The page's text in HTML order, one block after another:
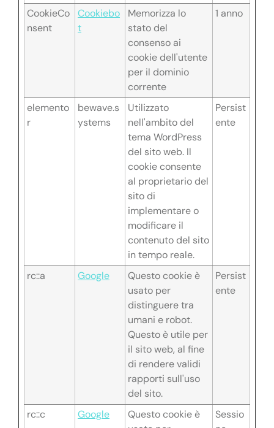
CookieCo
nsent
Cookiebo
t
Memorizza lo
stato del
consenso ai
cookie dell'utente
per il dominio
corrente
1 anno
elemento
r
bewave.s
ystems
Utilizzato
nell'ambito del
tema WordPress
del sito web. Il
cookie consente
al proprietario del
sito di
implementare o
modificare il
contenuto del sito
in tempo reale.
Persist
ente
rc::a Google
Questo cookie è
usato per
distinguere tra
umani e robot.
Questo è utile per
il sito web, al fine
di rendere validi
rapporti sull'uso
del sito.
Persist
ente
rc::c Google
Questo cookie è
Sessio